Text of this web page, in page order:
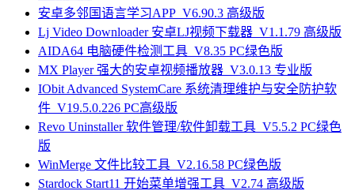
安卓多邻国语言学习APP_V6.90.3 高级版
Lj Video Downloader 安卓LJ视频下载器_V1.1.79 高级版
AIDA64 电脑硬件检测工具_V8.35 PC绿色版
MX Player 强大的安卓视频播放器_V3.0.13 专业版
IObit Advanced SystemCare 系统清理维护与安全防护软
件_V19.5.0.226 PC高级版
Revo Uninstaller 软件管理/软件卸载工具_V5.5.2 PC绿色
版
WinMerge 文件比较工具_V2.16.58 PC绿色版
Stardock Start11 开始菜单增强工具_V2.74 高级版